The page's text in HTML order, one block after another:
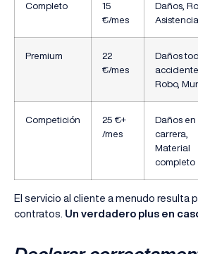
Completo
15
€/mes
Daños,
Asistencia
Premium
22
€/mes
Daños
Robo,
Competición
25 €+
/mes
Daños en
carrera,
Material
completo
El servicio al cliente a menudo resulta
contratos. Un verdadero plus en